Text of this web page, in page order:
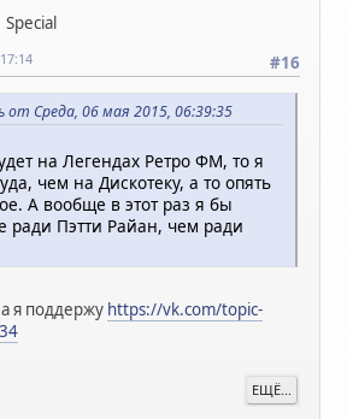
Special
#16
Среда, 06 мая 2015, 06:39:35
на Легендах Ретро ФМ, то я
чем на Дискотеку, а то опять
А вообще в этот раз я бы
ради Пэтти Райан, чем ради
я поддержу https://vk.com/topic-
ЕЩЁ...